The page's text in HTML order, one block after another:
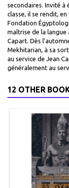
secondaires. Invité à
classe, il se rendit,
Fondation
maîtrise de la
Capart. Dès
Mekhitarian, à sa
au service de Jean
généralement au
12 OTHER